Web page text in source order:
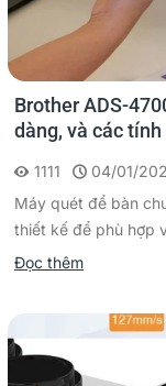
Brother ADS-
dàng, và các
1111
04/01/
Máy quét để bàn
thiết kế để phù hợp
Đọc thêm